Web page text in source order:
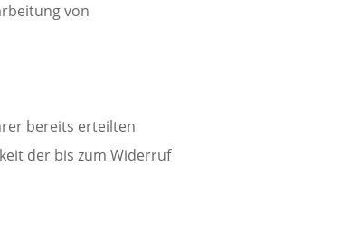
von
bereits erteilten
der bis zum Widerruf